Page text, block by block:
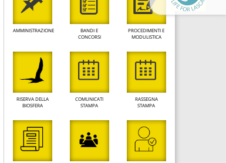
AMMINISTRAZIONE
BANDI E
CONCORSI
PROCEDIMENTI E
MODULISTICA
RISERVA DELLA
BIOSFERA
COMUNICATI
STAMPA
RASSEGNA
STAMPA